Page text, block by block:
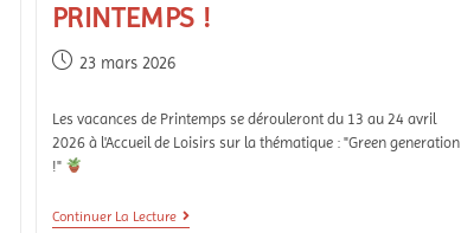
PRINTEMPS !
23 mars 2026
Les vacances de Printemps se dérouleront du 13 au 24 avril
2026 à l'Accueil de Loisirs sur la thématique : "Green generation
!"
Continuer La Lecture